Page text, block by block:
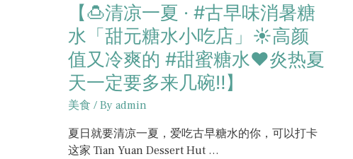
【🍮清凉一夏 · #古早味消暑糖
水「甜元糖水小吃店」☀️高颜
值又冷爽的 #甜蜜糖水❤️炎热夏
天一定要多来几碗‼️】
美食 / By admin
夏日就要清凉一夏，爱吃古早糖水的你，可以打卡
这家 Tian Yuan Dessert Hut …